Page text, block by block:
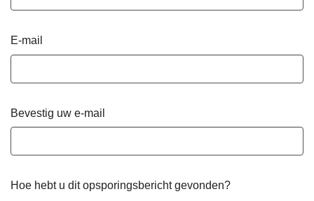
E-mail
Bevestig uw e-mail
Hoe hebt u dit opsporingsbericht gevonden?